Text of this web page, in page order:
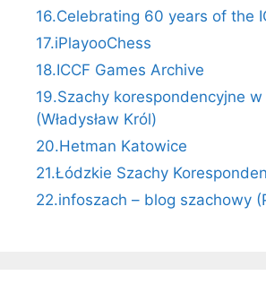
16.Celebrating 60 years of the
17.iPlayooChess
18.ICCF Games Archive
19.Szachy korespondencyjne
(Władysław Król)
20.Hetman Katowice
21.Łódzkie Szachy
22.infoszach – blog szachowy